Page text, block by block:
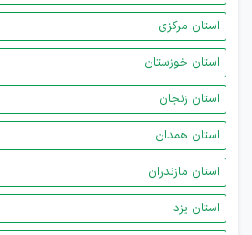
استان مرکزی
استان خوزستان
استان زنجان
استان همدان
استان مازندران
استان یزد